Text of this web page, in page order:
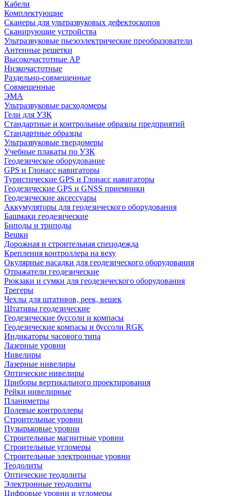
Кабели
Комплектующие
Сканеры для ультразвуковых дефектоскопов
Сканирующие устройства
Ультразвуковые пьезоэлектрические преобразователи
Антенные решетки
Высокочастотные АР
Низкочастотные
Раздельно-совмещенные
Совмещенные
ЭМА
Ультразвуковые расходомеры
Гели для УЗК
Стандартные и контрольные образцы предприятий
Стандартные образцы
Ультразвуковые твердомеры
Учебные плакаты по УЗК
Геодезическое оборудование
GPS и Глонасс навигаторы
Туристические GPS и Глонасс навигаторы
Геодезические GPS и GNSS приемники
Геодезические аксессуары
Аккумуляторы для геодезического оборудования
Башмаки геодезические
Биподы и триподы
Вешки
Дорожная и строительная спецодежда
Крепления контроллера на веху
Окулярные насадки для геодезического оборудования
Отражатели геодезические
Рюкзаки и сумки для геодезического оборудования
Трегеры
Чехлы для штативов, реек, вешек
Штативы геодезические
Геодезические буссоли и компасы
Геодезические компасы и буссоли RGK
Индикаторы часового типа
Лазерные уровни
Нивелиры
Лазерные нивелиры
Оптические нивелиры
Приборы вертикального проектирования
Рейки нивелирные
Планиметры
Полевые контроллеры
Строительные уровни
Пузырьковые уровни
Строительные магнитные уровни
Строительные угломеры
Строительные электронные уровни
Теодолиты
Оптические теодолиты
Электронные теодолиты
Цифровые уровни и угломеры